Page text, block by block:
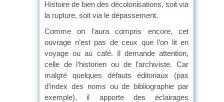
Histoire de bien des décolonisations, soit via
la rupture, soit via le dépassement.
Comme on l’aura compris encore, cet
ouvrage n’est pas de ceux que l’on lit en
voyage ou au café. Il demande attention,
celle de l’historien ou de l’archiviste. Car
malgré quelques défauts éditoriaux (pas
d’index des noms ou de bibliographie par
exemple), il apporte des éclairages